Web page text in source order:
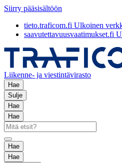
Siirry pääsisältöön
tieto.traficom.fi Ulkoinen
saavutettavuusvaatimukset.fi
Liikenne- ja viestintävirasto
Hae
Sulje
Hae
Hae
Hae
Hae